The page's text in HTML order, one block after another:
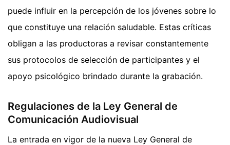
puede influir en la percepción de los jóvenes sobre lo
que constituye una relación saludable. Estas críticas
obligan a las productoras a revisar constantemente
sus protocolos de selección de participantes y el
apoyo psicológico brindado durante la grabación.
Regulaciones de la Ley General de
Comunicación Audiovisual
La entrada en vigor de la nueva Ley General de